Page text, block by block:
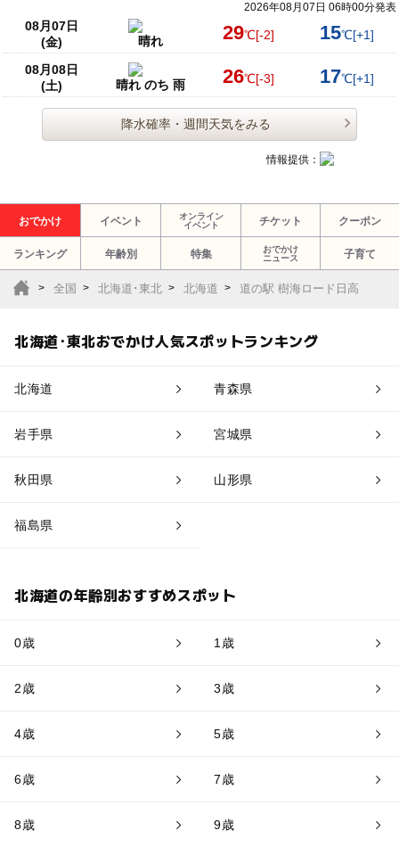
2026年08月07日 06時00分発表
08月07日
(金)
晴れ 29℃[-2] 15℃[+1]
08月08日
(土)
晴れ のち 雨 26℃[-3] 17℃[+1]
降水確率・週間天気をみる
情報提供：
おでかけ イベント
オンライン
イベント
チケット クーポン
ランキング 年齢別 特集
おでかけ
ニュース
子育て
全国 北海道･東北 北海道 道の駅 樹海ロード日高
北海道･東北おでかけ人気スポットランキング
北海道 青森県
岩手県 宮城県
秋田県 山形県
福島県
北海道の年齢別おすすめスポット
0歳 1歳
2歳 3歳
4歳 5歳
6歳 7歳
8歳 9歳